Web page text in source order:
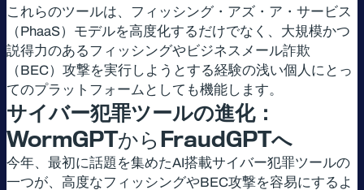
これらのツールは、フィッシング・アズ・ア・サービス
（PhaaS）モデルを高度化するだけでなく、大規模かつ
説得力のあるフィッシングやビジネスメール詐欺
（BEC）攻撃を実行しようとする経験の浅い個人にとっ
てのプラットフォームとしても機能します。
サイバー犯罪ツールの進化：
WormGPTからFraudGPTへ
今年、最初に話題を集めたAI搭載サイバー犯罪ツールの
一つが、高度なフィッシングやBEC攻撃を容易にするよ